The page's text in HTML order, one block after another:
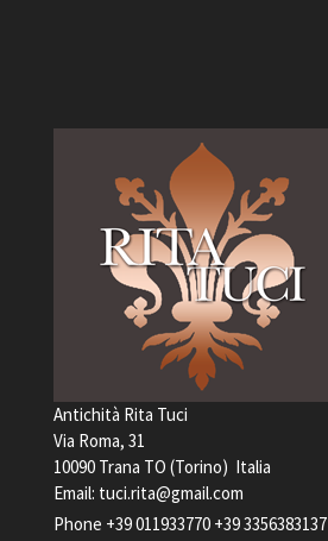
Antichità Rita Tuci
Via Roma, 31
10090 Trana TO (Torino) Italia
Email: tuci.rita@gmail.com
Phone +39 011933770 +39 3356383137